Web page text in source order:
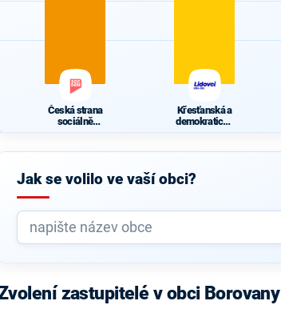
Česká strana
sociálně
Křesťanská a
demokratická
ká strana
Jak se volilo ve vaší obci?
zastupitelé v obci Borovany